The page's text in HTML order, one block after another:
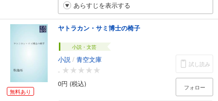
あらすじを表示する
無料あり
ヤトラカン・サミ博士の椅子
小説・文芸
小説 / 青空文庫
-
0円 (税込)
試し読み
フォロー